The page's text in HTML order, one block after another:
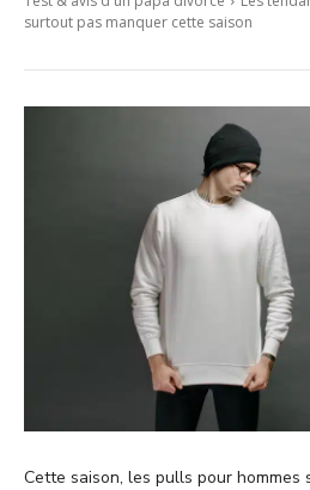
surtout pas manquer cette saison
Cette saison, les pulls pour hommes